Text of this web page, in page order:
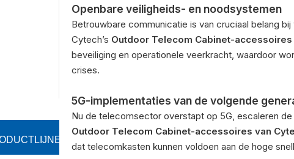
(3)：
Openbare veiligheids- en noodsystemen
Betrouwbare communicatie is van cruciaal belang
Cytech’s Outdoor Telecom Cabinet-accessoires
beveiliging en operationele veerkracht, waardoor
crises.
5G-implementaties van de volgende
Nu de telecomsector overstapt op 5G, escaleren
Outdoor Telecom Cabinet-accessoires van
dat telecomkasten kunnen voldoen aan de hoge